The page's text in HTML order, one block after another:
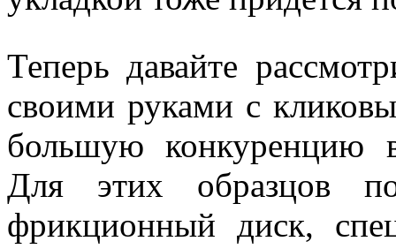
Теперь давайте
своими руками с
большую конкуренцию
Для этих образцов
фрикционный диск,